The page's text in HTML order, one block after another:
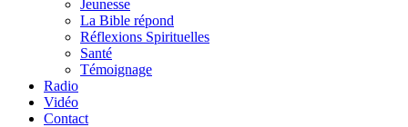
Jeunesse
La Bible répond
Réflexions Spirituelles
Santé
Témoignage
Radio
Vidéo
Contact